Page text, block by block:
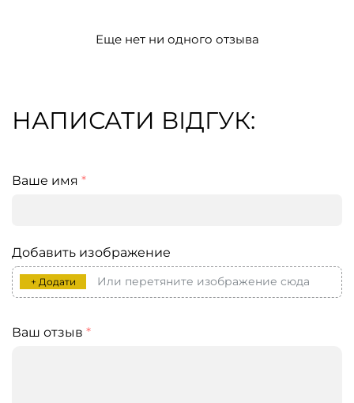
Еще нет ни одного отзыва
НАПИСАТИ ВІДГУК:
Ваше имя *
Добавить изображение
+ Додати Или перетяните изображение сюда
Ваш отзыв *